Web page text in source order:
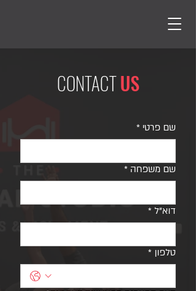
CONTACTUS
שם פרטי *
שם משפחה *
דוא"ל *
טלפון *